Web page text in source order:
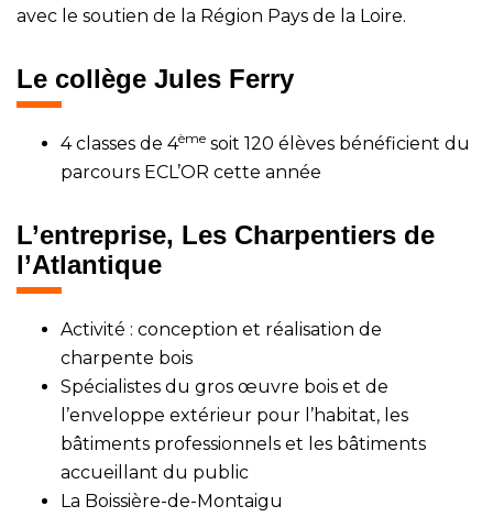
avec le soutien de la Région Pays de la Loire.
Le collège Jules Ferry
4 classes de 4ème soit 120 élèves bénéficient du
parcours ECL’OR cette année
L’entreprise, Les Charpentiers de
l’Atlantique
Activité : conception et réalisation de
charpente bois
Spécialistes du gros œuvre bois et de
l’enveloppe extérieur pour l’habitat, les
bâtiments professionnels et les bâtiments
accueillant du public
La Boissière-de-Montaigu